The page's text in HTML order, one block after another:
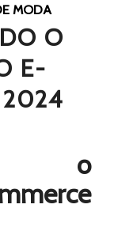
MODA
O
E-
2024
o